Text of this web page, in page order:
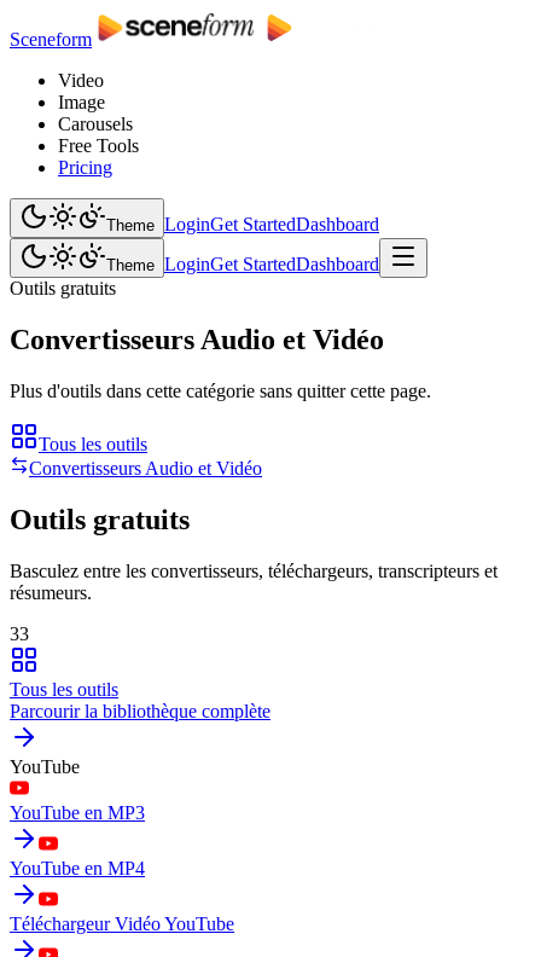
Sceneform
Video
Image
Carousels
Free Tools
Pricing
Theme LoginGet StartedDashboard
Theme LoginGet StartedDashboard
Outils gratuits
Convertisseurs Audio et Vidéo
Plus d'outils dans cette catégorie sans quitter cette page.
Tous les outils
Convertisseurs Audio et Vidéo
Outils gratuits
Basculez entre les convertisseurs, téléchargeurs, transcripteurs et
résumeurs.
33
Tous les outils
Parcourir la bibliothèque complète
YouTube
YouTube en MP3
YouTube en MP4
Téléchargeur Vidéo YouTube